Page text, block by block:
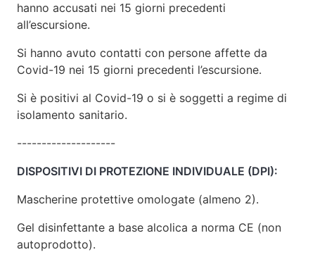
hanno accusati nei 15 giorni precedenti
all’escursione.
Si hanno avuto contatti con persone affette da
Covid-19 nei 15 giorni precedenti l’escursione.
Si è positivi al Covid-19 o si è soggetti a regime di
isolamento sanitario.
--------------------
DISPOSITIVI DI PROTEZIONE INDIVIDUALE (DPI):
Mascherine protettive omologate (almeno 2).
Gel disinfettante a base alcolica a norma CE (non
autoprodotto).